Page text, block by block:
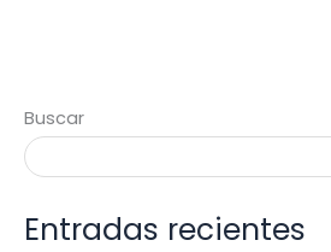
Buscar
Entradas recientes